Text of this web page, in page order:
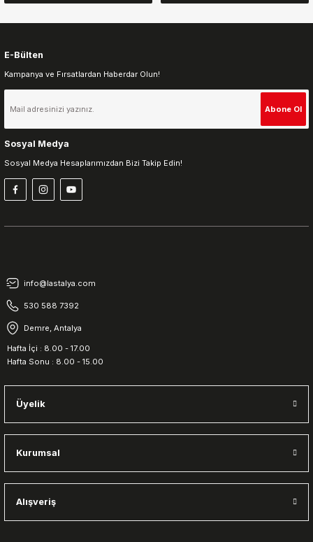
Gönder
E-Bülten
Kampanya ve Fırsatlardan Haberdar Olun!
Abone Ol
Sosyal Medya
Sosyal Medya Hesaplarımızdan Bizi Takip Edin!
info@lastalya.com
530 588 7392
Demre, Antalya
Hafta İçi : 8.00 - 17.00
Hafta Sonu : 8.00 - 15.00
Üyelik
Kurumsal
Alışveriş